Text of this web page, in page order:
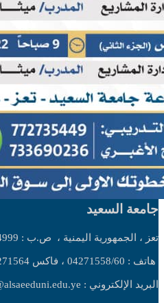
جامعة السعيد
تعز ، الجمهورية اليمنية ، ص.ب : 4999
هاتف : 04271558/60 ، فاكس 04271564
البريد الإلكتروني : info@alsaeeduni.edu.ye